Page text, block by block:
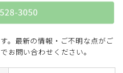
。最新の情報・ご不明な点がご
お問い合わせください。